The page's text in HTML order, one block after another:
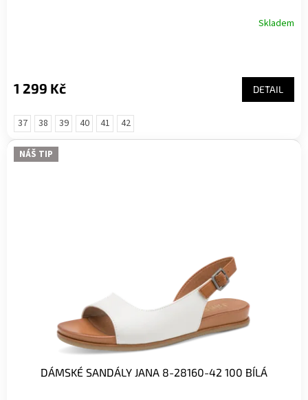
Skladem
1 299 Kč DETAIL
37 38 39 40 41 42
NÁŠ TIP
DÁMSKÉ SANDÁLY JANA 8-28160-42 100 BÍLÁ